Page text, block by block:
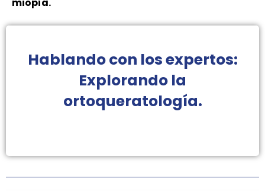
miopía.
Hablando con los expertos:
Explorando la
ortoqueratología.